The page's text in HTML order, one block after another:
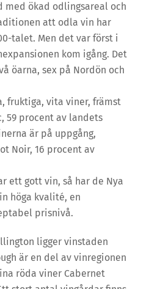
med ökad odlingsareal och
att odla vin har
talet. Men det var först i
kom igång. Det
öarna, sex på Nordön och
fruktiga, vita viner, främst
59 procent av landets
är på uppgång,
Noir, 16 procent av
ett gott vin, så har de Nya
höga kvalité, en
prisnivå.
ligger vinstaden
är en del av vinregionen
röda viner Cabernet